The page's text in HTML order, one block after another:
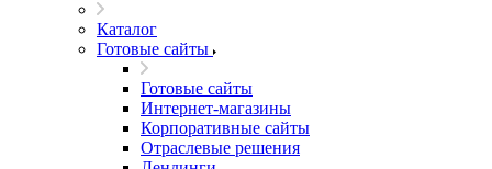
Каталог
Готовые сайты
Готовые сайты
Интернет-магазины
Корпоративные сайты
Отраслевые решения